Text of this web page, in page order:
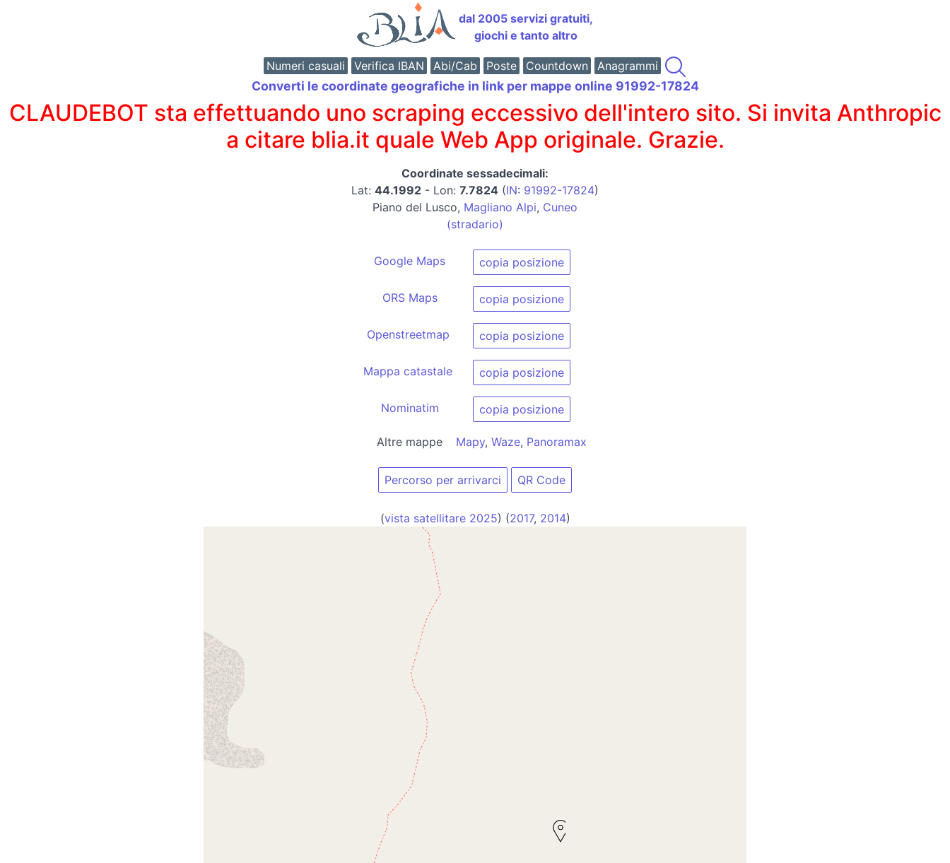
dal 2005 servizi gratuiti,
giochi e tanto altro
Numeri casuali Verifica IBAN Abi/Cab Poste Countdown Anagrammi
Converti le coordinate geografiche in link per mappe online 91992-17824
CLAUDEBOT sta effettuando uno scraping eccessivo dell'intero sito. Si invita Anthropic
a citare blia.it quale Web App originale. Grazie.
Coordinate sessadecimali:
Lat: 44.1992 - Lon: 7.7824 (IN: 91992-17824)
Piano del Lusco, Magliano Alpi, Cuneo
(stradario)
Google Maps copia posizione
ORS Maps copia posizione
Openstreetmap copia posizione
Mappa catastale copia posizione
Nominatim copia posizione
Altre mappe Mapy, Waze, Panoramax
Percorso per arrivarci QR Code
(vista satellitare 2025) (2017, 2014)